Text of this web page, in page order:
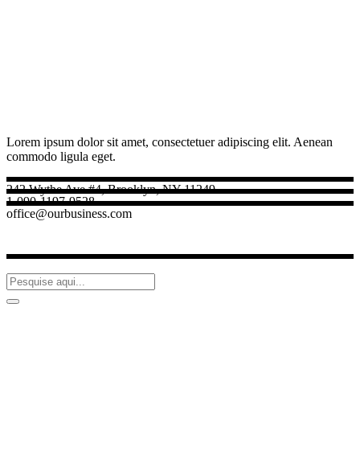
Lorem ipsum dolor sit amet, consectetuer adipiscing elit. Aenean
commodo ligula eget.
242 Wythe Ave #4, Brooklyn, NY 11249
1-090-1197-9528
office@ourbusiness.com